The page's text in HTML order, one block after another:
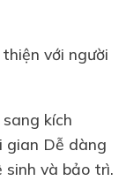
với người
kích
gian Dễ dàng
và bảo trì.